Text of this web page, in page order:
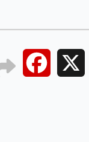
Facebook